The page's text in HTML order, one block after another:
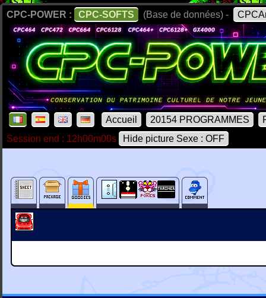
CPC-POWER : CPC-SOFTS (Base de données) -
Accueil 20154 PROGRAMMES
Session end : 12h00m00s
Hide picture Sexe : OFF